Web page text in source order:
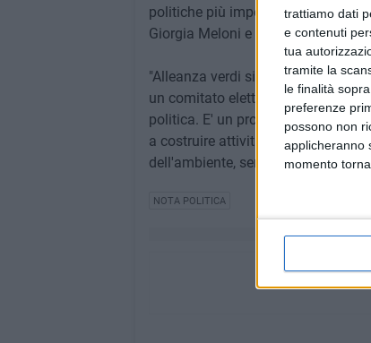
trattiamo dati
e contenuti
tua
tramite la
le finalità
preferenze
possono non
applicheranno
momento
politiche più importanti dello
Giorgia Meloni e il centrodestra
"Alleanza verdi sinistra non è una
un comitato elettorale buono solo
politica. E' un progetto politico che
a costruire attività politica e azioni
dell'ambiente, sempre più
NOTA POLITICA